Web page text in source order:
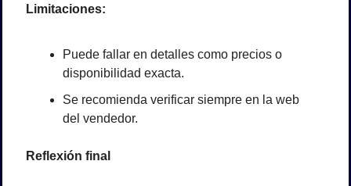
Limitaciones:
Puede fallar en detalles como precios o
disponibilidad exacta.
Se recomienda verificar siempre en la web
del vendedor.
Reflexión final